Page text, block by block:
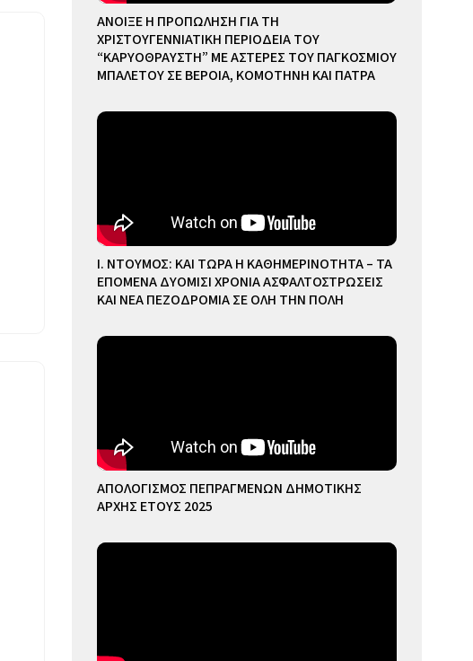
ΑΝΟΙΞΕ Η ΠΡΟΠΩΛΗΣΗ ΓΙΑ ΤΗ
ΧΡΙΣΤΟΥΓΕΝΝΙΑΤΙΚΗ ΠΕΡΙΟΔΕΙΑ ΤΟΥ
“ΚΑΡΥΟΘΡΑΥΣΤΗ” ΜΕ ΑΣΤΕΡΕΣ ΤΟΥ ΠΑΓΚΟΣΜΙΟΥ
ΜΠΑΛΕΤΟΥ ΣΕ ΒΕΡΟΙΑ, ΚΟΜΟΤΗΝΗ ΚΑΙ ΠΑΤΡΑ
Ι. ΝΤΟΥΜΟΣ: ΚΑΙ ΤΩΡΑ Η ΚΑΘΗΜΕΡΙΝΟΤΗΤΑ – ΤΑ
ΕΠΟΜΕΝΑ ΔΥΟΜΙΣΙ ΧΡΟΝΙΑ ΑΣΦΑΛΤΟΣΤΡΩΣΕΙΣ
ΚΑΙ ΝΕΑ ΠΕΖΟΔΡΟΜΙΑ ΣΕ ΟΛΗ ΤΗΝ ΠΟΛΗ
ΑΠΟΛΟΓΙΣΜΟΣ ΠΕΠΡΑΓΜΕΝΩΝ ΔΗΜΟΤΙΚΗΣ
ΑΡΧΗΣ ΕΤΟΥΣ 2025